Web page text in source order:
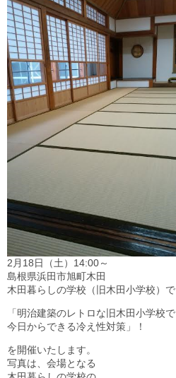
2月18日（土）14:00～
島根県浜田市旭町木田
木田暮らしの学校（旧木田小学校）で
「明治建築のレトロな旧木田小学校で
今日からできる冷え性対策」！
を開催いたします。
写真は、会場となる